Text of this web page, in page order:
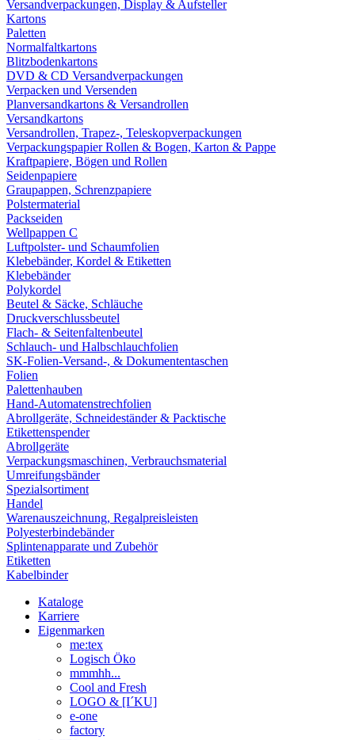
Versandverpackungen, Display & Aufsteller
Kartons
Paletten
Normalfaltkartons
Blitzbodenkartons
DVD & CD Versandverpackungen
Verpacken und Versenden
Planversandkartons & Versandrollen
Versandkartons
Versandrollen, Trapez-, Teleskopverpackungen
Verpackungspapier Rollen & Bogen, Karton & Pappe
Kraftpapiere, Bögen und Rollen
Seidenpapiere
Graupappen, Schrenzpapiere
Polstermaterial
Packseiden
Wellpappen C
Luftpolster- und Schaumfolien
Klebebänder, Kordel & Etiketten
Klebebänder
Polykordel
Beutel & Säcke, Schläuche
Druckverschlussbeutel
Flach- & Seitenfaltenbeutel
Schlauch- und Halbschlauchfolien
SK-Folien-Versand-, & Dokumententaschen
Folien
Palettenhauben
Hand-Automatenstrechfolien
Abrollgeräte, Schneideständer & Packtische
Etikettenspender
Abrollgeräte
Verpackungsmaschinen, Verbrauchsmaterial
Umreifungsbänder
Spezialsortiment
Handel
Warenauszeichnung, Regalpreisleisten
Polyesterbindebänder
Splintenapparate und Zubehör
Etiketten
Kabelbinder
Kataloge
Karriere
Eigenmarken
me:tex
Logisch Öko
mmmhh...
Cool and Fresh
LOGO & [I´KU]
e-one
factory